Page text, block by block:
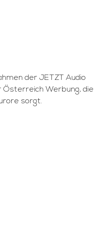
der JETZT Audio
Österreich Werbung, die
sorgt.